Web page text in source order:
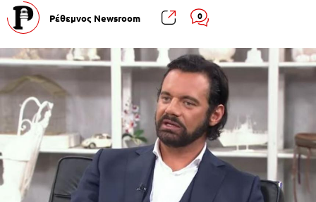
Ρέθεμνος Newsroom 0